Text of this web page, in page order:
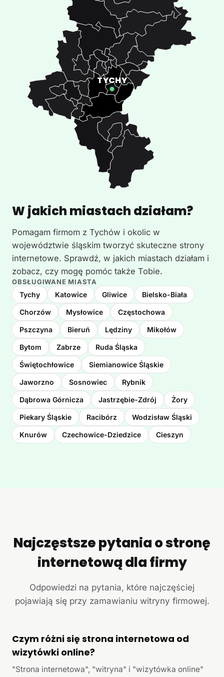
W jakich miastach działam?
Pomagam firmom z Tychów i okolic w
województwie śląskim tworzyć skuteczne strony
internetowe. Sprawdź, w jakich miastach działam i
zobacz, czy mogę pomóc także Tobie.
OBSŁUGIWANE MIASTA
Tychy Katowice Gliwice Bielsko-Biała
Chorzów Mysłowice Częstochowa
Pszczyna Bieruń Lędziny Mikołów
Bytom Zabrze Ruda Śląska
Świętochłowice Siemianowice Śląskie
Jaworzno Sosnowiec Rybnik
Dąbrowa Górnicza Jastrzębie-Zdrój Żory
Piekary Śląskie Racibórz Wodzisław Śląski
Knurów Czechowice-Dziedzice Cieszyn
Najczęstsze pytania o stronę
internetową dla firmy
Odpowiedzi na pytania, które najczęściej
pojawiają się przy zamawianiu witryny firmowej.
Czym różni się strona internetowa od
wizytówki online?
"Strona internetowa", "witryna" i "wizytówka online"